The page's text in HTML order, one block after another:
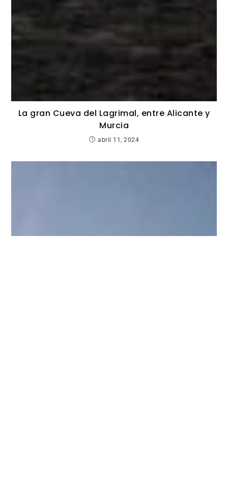
La gran Cueva del Lagrimal, entre Alicante y
Murcia
abril 11, 2024